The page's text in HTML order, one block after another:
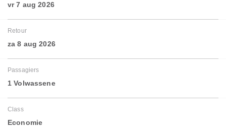
vr 7 aug 2026
Retour
za 8 aug 2026
Passagiers
1 Volwassene
Class
Economie